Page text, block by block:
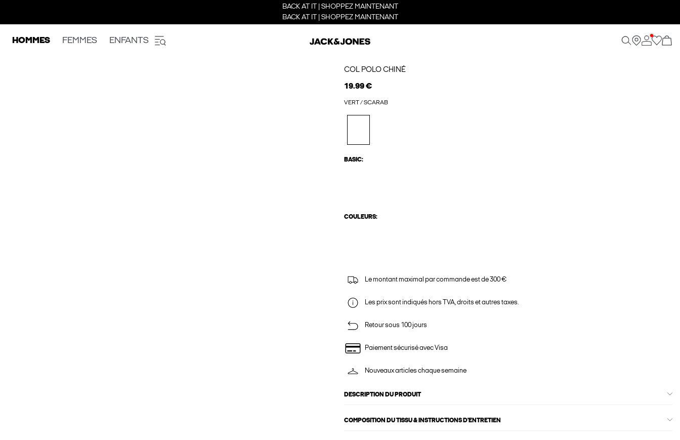
BACK AT IT | SHOPPEZ MAINTENANT
BACK AT IT | SHOPPEZ MAINTENANT
HOMMES FEMMES ENFANTS
COL POLO CHINÉ
19.99 €
VERT / SCARAB
BASIC:
COULEURS:
Le montant maximal par commande est de 300 €
Les prix sont indiqués hors TVA, droits et autres taxes.
Retour sous 100 jours
Paiement sécurisé avec Visa
Nouveaux articles chaque semaine
DESCRIPTION DU PRODUIT
COMPOSITION DU TISSU & INSTRUCTIONS D'ENTRETIEN